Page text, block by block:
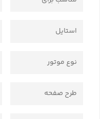
استایل
نوع موتور
طرح صفحه